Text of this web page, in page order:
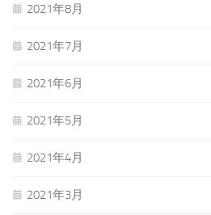
2021年8月
2021年7月
2021年6月
2021年5月
2021年4月
2021年3月